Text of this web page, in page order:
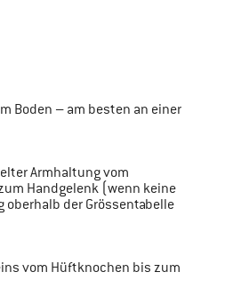
Boden – am besten an einer
Armhaltung vom
Handgelenk (wenn keine
der Grössentabelle
vom Hüftknochen bis zum